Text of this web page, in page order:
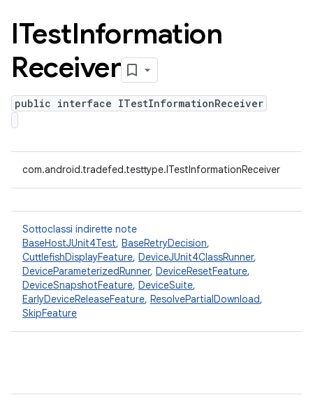
ITestInformation
Receiver
public interface ITestInformationReceiver
com.android.tradefed.testtype.ITestInformationReceiver
Sottoclassi indirette note
BaseHostJUnit4Test, BaseRetryDecision,
CuttlefishDisplayFeature, DeviceJUnit4ClassRunner,
DeviceParameterizedRunner, DeviceResetFeature,
DeviceSnapshotFeature, DeviceSuite,
EarlyDeviceReleaseFeature, ResolvePartialDownload,
SkipFeature